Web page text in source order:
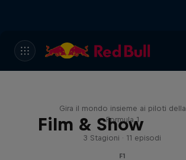
Film & Show
Gira il mondo insieme ai piloti della
Formula 1
3 Stagioni · 11 episodi
F1